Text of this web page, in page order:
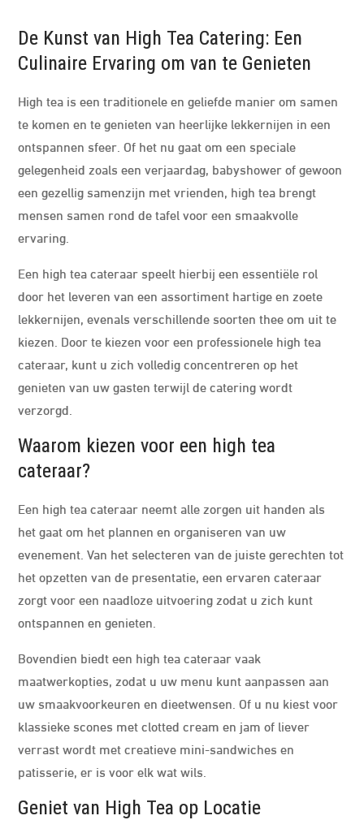
De Kunst van High Tea Catering: Een
Culinaire Ervaring om van te Genieten
High tea is een traditionele en geliefde manier om samen
te komen en te genieten van heerlijke lekkernijen in een
ontspannen sfeer. Of het nu gaat om een speciale
gelegenheid zoals een verjaardag, babyshower of gewoon
een gezellig samenzijn met vrienden, high tea brengt
mensen samen rond de tafel voor een smaakvolle
ervaring.
Een high tea cateraar speelt hierbij een essentiële rol
door het leveren van een assortiment hartige en zoete
lekkernijen, evenals verschillende soorten thee om uit te
kiezen. Door te kiezen voor een professionele high tea
cateraar, kunt u zich volledig concentreren op het
genieten van uw gasten terwijl de catering wordt
verzorgd.
Waarom kiezen voor een high tea
cateraar?
Een high tea cateraar neemt alle zorgen uit handen als
het gaat om het plannen en organiseren van uw
evenement. Van het selecteren van de juiste gerechten tot
het opzetten van de presentatie, een ervaren cateraar
zorgt voor een naadloze uitvoering zodat u zich kunt
ontspannen en genieten.
Bovendien biedt een high tea cateraar vaak
maatwerkopties, zodat u uw menu kunt aanpassen aan
uw smaakvoorkeuren en dieetwensen. Of u nu kiest voor
klassieke scones met clotted cream en jam of liever
verrast wordt met creatieve mini-sandwiches en
patisserie, er is voor elk wat wils.
Geniet van High Tea op Locatie